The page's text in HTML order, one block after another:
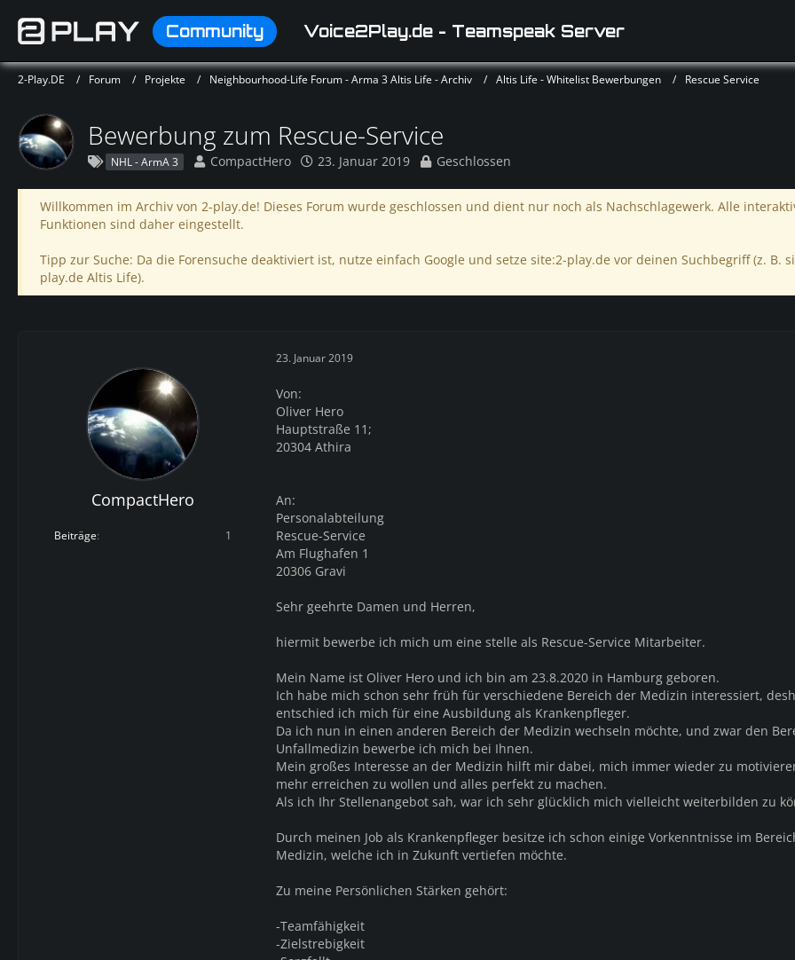
Community Voice2Play.de - Teamspeak Server
2-Play.DE Forum Projekte Neighbourhood-Life Forum - Arma 3 Altis Life - Archiv Altis Life - Whitelist Bewerbungen Rescue Service
Bewerbung zum Rescue-Service
NHL - ArmA 3 CompactHero 23. Januar 2019 Geschlossen
Willkommen im Archiv von 2-play.de! Dieses Forum wurde geschlossen und dient nur noch als Nachschlagewerk. Alle
Funktionen sind daher eingestellt.
Tipp zur Suche: Da die Forensuche deaktiviert ist, nutze einfach Google und setze site:2-play.de vor deinen Suchbegriff (z. B.
play.de Altis Life).
CompactHero
Beiträge 1
23. Januar 2019
Von:
Oliver Hero
Hauptstraße 11;
20304 Athira
An:
Personalabteilung
Rescue-Service
Am Flughafen 1
20306 Gravi
Sehr geehrte Damen und Herren,
hiermit bewerbe ich mich um eine stelle als Rescue-Service Mitarbeiter.
Mein Name ist Oliver Hero und ich bin am 23.8.2020 in Hamburg geboren.
Ich habe mich schon sehr früh für verschiedene Bereich der Medizin interessiert,
entschied ich mich für eine Ausbildung als Krankenpfleger.
Da ich nun in einen anderen Bereich der Medizin wechseln möchte, und zwar den
Unfallmedizin bewerbe ich mich bei Ihnen.
Mein großes Interesse an der Medizin hilft mir dabei, mich immer wieder zu
mehr erreichen zu wollen und alles perfekt zu machen.
Als ich Ihr Stellenangebot sah, war ich sehr glücklich mich vielleicht weiterbilden zu
Durch meinen Job als Krankenpfleger besitze ich schon einige Vorkenntnisse im
Medizin, welche ich in Zukunft vertiefen möchte.
Zu meine Persönlichen Stärken gehört:
-Teamfähigkeit
-Zielstrebigkeit